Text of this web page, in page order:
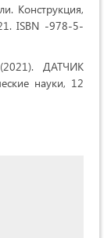
Конструкция,
ISBN -978-5-
ДАТЧИК
науки, 12